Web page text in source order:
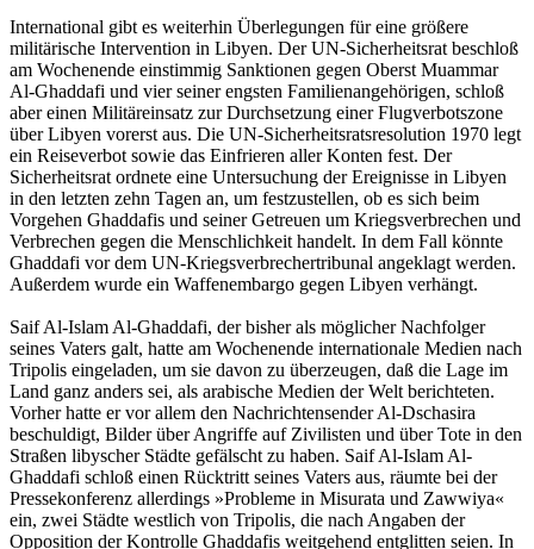
International gibt es weiterhin Überlegungen für eine größere
militärische Intervention in Libyen. Der UN-Sicherheitsrat beschloß
am Wochenende einstimmig Sanktionen gegen Oberst Muammar
Al-Ghaddafi und vier seiner engsten Familienangehörigen, schloß
aber einen Militäreinsatz zur Durchsetzung einer Flugverbotszone
über Libyen vorerst aus. Die UN-Sicherheitsratsresolution 1970 legt
ein Reiseverbot sowie das Einfrieren aller Konten fest. Der
Sicherheitsrat ordnete eine Untersuchung der Ereignisse in Libyen
in den letzten zehn Tagen an, um festzustellen, ob es sich beim
Vorgehen Ghaddafis und seiner Getreuen um Kriegsverbrechen und
Verbrechen gegen die Menschlichkeit handelt. In dem Fall könnte
Ghaddafi vor dem UN-Kriegsverbrechertribunal angeklagt werden.
Außerdem wurde ein Waffenembargo gegen Libyen verhängt.
Saif Al-Islam Al-Ghaddafi, der bisher als möglicher Nachfolger
seines Vaters galt, hatte am Wochenende internationale Medien nach
Tripolis eingeladen, um sie davon zu überzeugen, daß die Lage im
Land ganz anders sei, als arabische Medien der Welt berichteten.
Vorher hatte er vor allem den Nachrichtensender Al-Dschasira
beschuldigt, Bilder über Angriffe auf Zivilisten und über Tote in den
Straßen libyscher Städte gefälscht zu haben. Saif Al-Islam Al-
Ghaddafi schloß einen Rücktritt seines Vaters aus, räumte bei der
Pressekonferenz allerdings »Probleme in Misurata und Zawwiya«
ein, zwei Städte westlich von Tripolis, die nach Angaben der
Opposition der Kontrolle Ghaddafis weitgehend entglitten seien. In